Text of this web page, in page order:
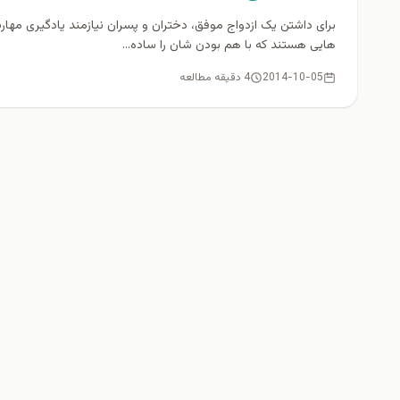
برای داشتن یک ازدواج موفق، دختران و پسران نیازمند یادگیری
هایی هستند که با هم بودن شان را ساده...
2014-10-05 4 دقیقه مطالعه